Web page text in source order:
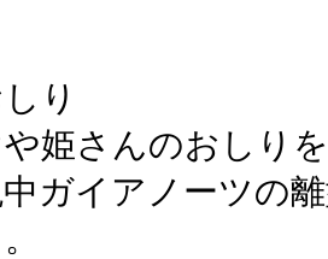
り
姫さんのおしり
ガイアノーツの